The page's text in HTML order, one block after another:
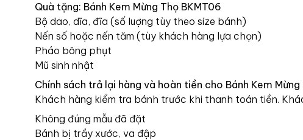
Quà tặng: Bánh Kem Mừng Thọ BKMT06
Bộ dao, dĩa, đĩa (số luợng tùy theo size bánh)
Nến số hoặc nến tăm (tùy khách hàng lựa chọn)
Pháo bông phụt
Mũ sinh nhật
Chính sách trả lại hàng và hoàn tiền cho Bánh Kem Mừng
Khách hàng kiểm tra bánh trước khi thanh toán tiền.
Không đúng mẫu đã đặt
Bánh bị trầy xước, va đập